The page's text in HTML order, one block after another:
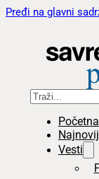
Pređi na glavni
Pretraga
Početna
Vesti